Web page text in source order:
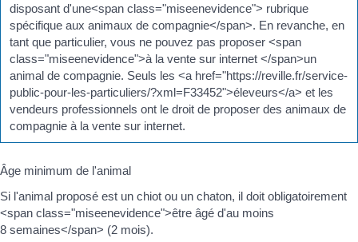
disposant d'une<span class="miseenevidence"> rubrique
spécifique aux animaux de compagnie</span>. En revanche, en
tant que particulier, vous ne pouvez pas proposer <span
class="miseenevidence">à la vente sur internet </span>un
animal de compagnie. Seuls les <a href="https://reville.fr/service-
public-pour-les-particuliers/?xml=F33452">éleveurs</a> et les
vendeurs professionnels ont le droit de proposer des animaux de
compagnie à la vente sur internet.
Âge minimum de l'animal
Si l'animal proposé est un chiot ou un chaton, il doit obligatoirement
<span class="miseenevidence">être âgé d'au moins
8 semaines</span> (2 mois).